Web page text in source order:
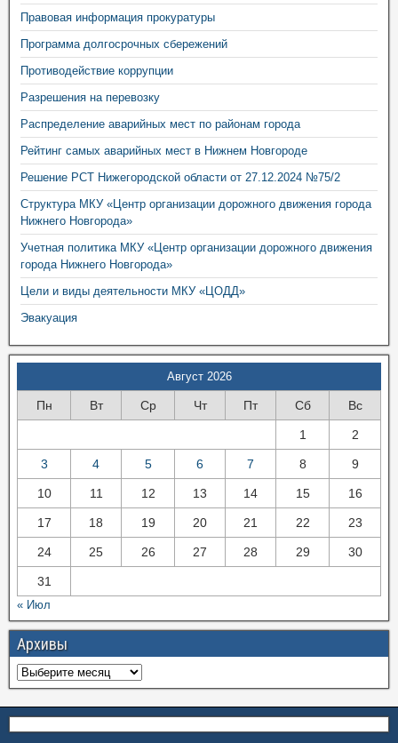
Правовая информация прокуратуры
Программа долгосрочных сбережений
Противодействие коррупции
Разрешения на перевозку
Распределение аварийных мест по районам города
Рейтинг самых аварийных мест в Нижнем Новгороде
Решение РСТ Нижегородской области от 27.12.2024 №75/2
Структура МКУ «Центр организации дорожного движения города
Нижнего Новгорода»
Учетная политика МКУ «Центр организации дорожного движения
города Нижнего Новгорода»
Цели и виды деятельности МКУ «ЦОДД»
Эвакуация
Август 2026
Пн Вт Ср Чт Пт Сб Вс
1 2
3 4 5 6 7 8 9
10 11 12 13 14 15 16
17 18 19 20 21 22 23
24 25 26 27 28 29 30
31
« Июл
Архивы